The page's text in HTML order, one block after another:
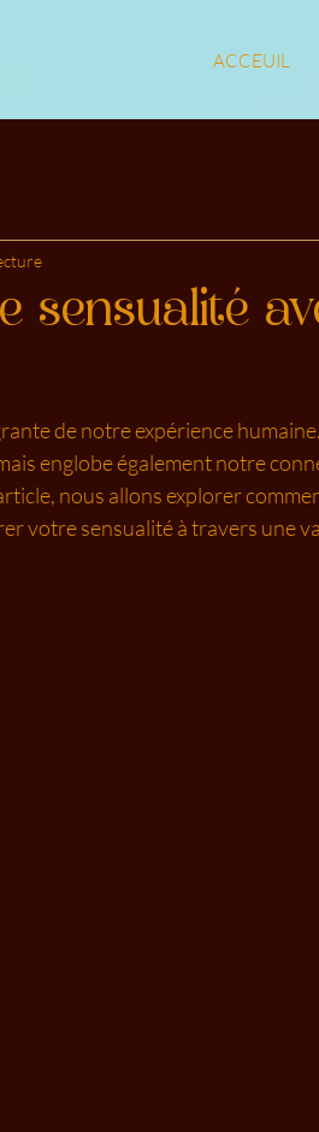
ACCEUIL
sensualité
de notre expérience
englobe également notre
nous allons explorer
votre sensualité à travers une